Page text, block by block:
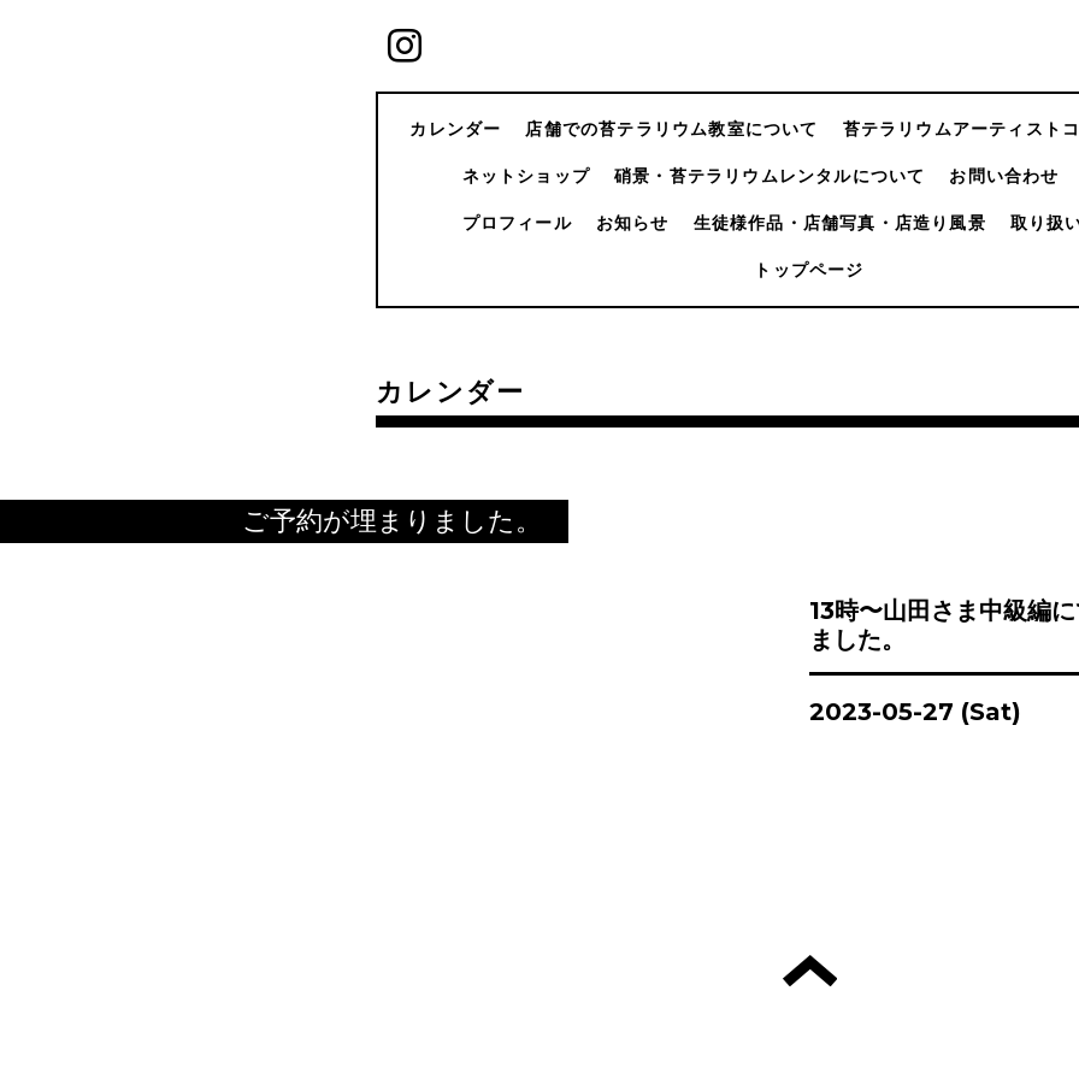
カレンダー 店舗での苔テラリウム教室について 苔テラリウムアーティスト
ネットショップ 硝景・苔テラリウムレンタルについて お問い合わせ
プロフィール お知らせ 生徒様作品・店舗写真・店造り風景 取り扱
トップページ
カレンダー
ご予約が埋まりました。
13時〜山田さま中級編
ました。
2023-05-27 (Sat)